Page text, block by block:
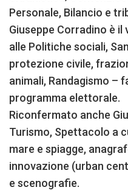
Personale, Bilancio e
Giuseppe Corradino è
alle Politiche sociali,
protezione civile,
animali, Randagismo –
programma elettorale.
Riconfermato anche
Turismo, Spettacolo a
mare e spiagge,
innovazione (urban
e scenografie.